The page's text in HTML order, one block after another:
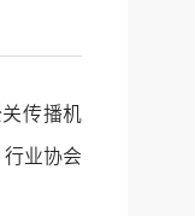
传播机
业协会